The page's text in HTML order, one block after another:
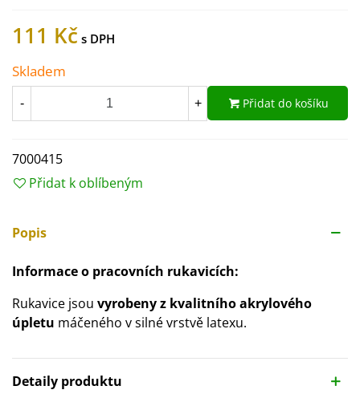
111 Kč
Skladem
- + Přidat do košíku
7000415
Přidat k oblíbeným
Popis
Informace o pracovních rukavicích:
Rukavice jsou vyrobeny z kvalitního akrylového
úpletu máčeného v silné vrstvě latexu.
Detaily produktu